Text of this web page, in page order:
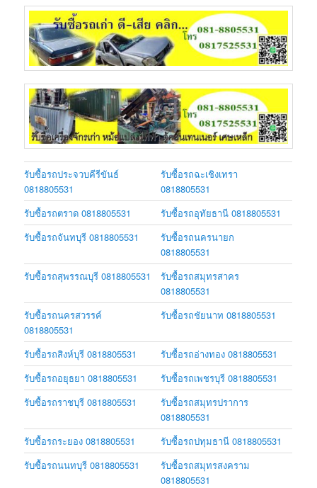
รับซื้อรถประจวบคีรีขันธ์
0818805531
รับซื้อรถฉะเชิงเทรา
0818805531
รับซื้อรถตราด 0818805531
รับซื้อรถอุทัยธานี 0818805531
รับซื้อรถจันทบุรี 0818805531
รับซื้อรถนครนายก
0818805531
รับซื้อรถสุพรรณบุรี 0818805531
รับซื้อรถสมุทรสาคร
0818805531
รับซื้อรถนครสวรรค์
0818805531
รับซื้อรถชัยนาท 0818805531
รับซื้อรถสิงห์บุรี 0818805531
รับซื้อรถอ่างทอง 0818805531
รับซื้อรถอยุธยา 0818805531
รับซื้อรถเพชรบุรี 0818805531
รับซื้อรถราชบุรี 0818805531
รับซื้อรถสมุทรปราการ
0818805531
รับซื้อรถระยอง 0818805531
รับซื้อรถปทุมธานี 0818805531
รับซื้อรถนนทบุรี 0818805531
รับซื้อรถสมุทรสงคราม
0818805531